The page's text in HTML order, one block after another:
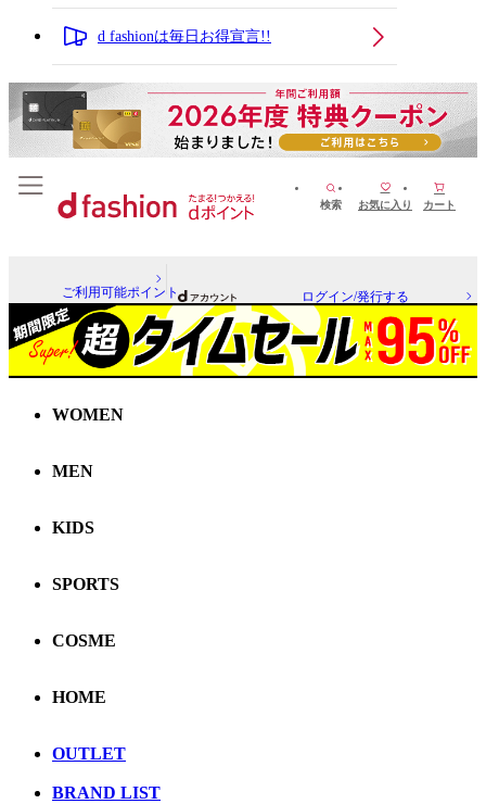
d fashionは毎日お得宣言!!
検索 お気に入り カート
ご利用可能ポイント ログイン/発行する
WOMEN
MEN
KIDS
SPORTS
COSME
HOME
OUTLET
BRAND LIST